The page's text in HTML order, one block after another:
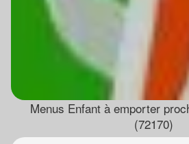
Menus Enfant à emporter
(72170)